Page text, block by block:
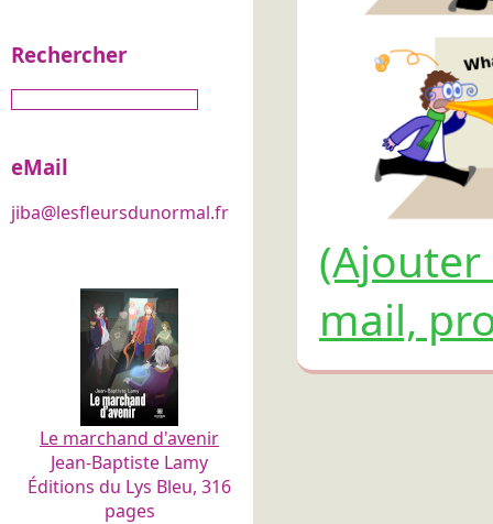
Rechercher
eMail
jiba@lesfleursdunormal.fr
Le marchand d'avenir
Jean-Baptiste Lamy
Éditions du Lys Bleu, 316
pages
mail,